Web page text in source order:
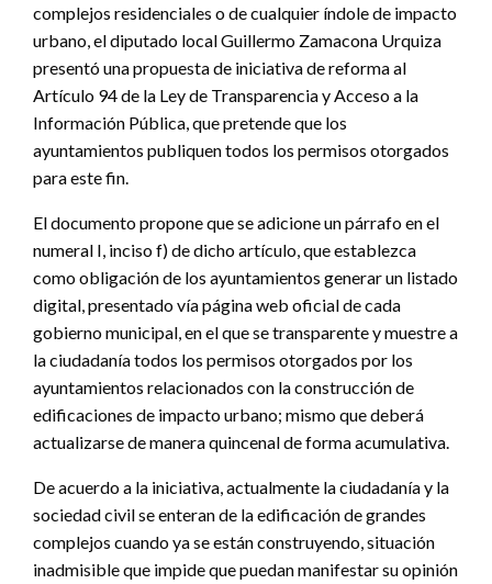
complejos residenciales o de cualquier índole de impacto
urbano, el diputado local Guillermo Zamacona Urquiza
presentó una propuesta de iniciativa de reforma al
Artículo 94 de la Ley de Transparencia y Acceso a la
Información Pública, que pretende que los
ayuntamientos publiquen todos los permisos otorgados
para este fin.
El documento propone que se adicione un párrafo en el
numeral I, inciso f) de dicho artículo, que establezca
como obligación de los ayuntamientos generar un listado
digital, presentado vía página web oficial de cada
gobierno municipal, en el que se transparente y muestre a
la ciudadanía todos los permisos otorgados por los
ayuntamientos relacionados con la construcción de
edificaciones de impacto urbano; mismo que deberá
actualizarse de manera quincenal de forma acumulativa.
De acuerdo a la iniciativa, actualmente la ciudadanía y la
sociedad civil se enteran de la edificación de grandes
complejos cuando ya se están construyendo, situación
inadmisible que impide que puedan manifestar su opinión